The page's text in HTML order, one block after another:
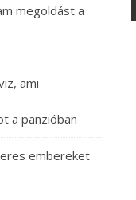
megoldást a
ami
a panzióban
embereket